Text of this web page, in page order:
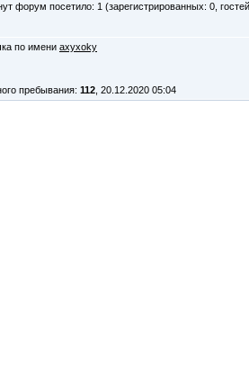
форум посетило: 1 (зарегистрированных: 0,
по имени axyxoky
пребывания: 112 , 20.12.2020 05:04